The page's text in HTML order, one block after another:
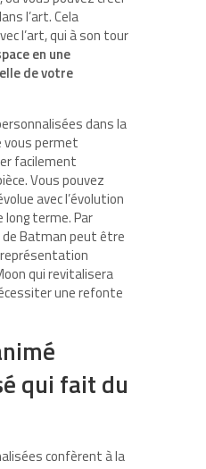
l’art. Cela
l’art, qui à son tour
en une
de votre
dans la
vous permet
facilement
Vous pouvez
avec l’évolution
terme. Par
Batman peut être
qui revitalisera
une refonte
qui fait du
confèrent à la